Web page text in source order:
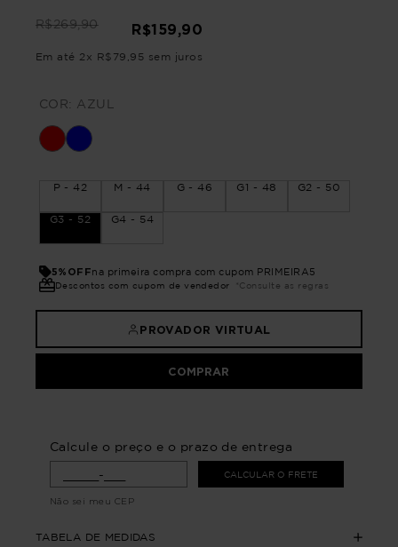
R$269,90 R$159,90
Em até 2 x R$ 79 95 sem juros
COR: AZUL
P - 42 M - 44 G - 46 G1 - 48 G2 - 50
G3 - 52 G4 - 54
5%OFFna primeira compra com cupom PRIMEIRA5
Descontos com cupom de vendedor *Consulte as regras
PROVADOR VIRTUAL
COMPRAR
Calcule o preço e o prazo de entrega
CALCULAR O FRETE
Não sei meu CEP
TABELA DE MEDIDAS